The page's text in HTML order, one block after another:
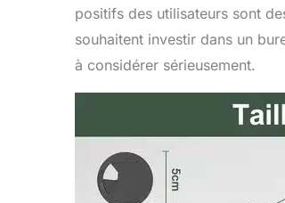
positifs des utilisateurs sont
souhaitent investir dans un
à considérer sérieusement.